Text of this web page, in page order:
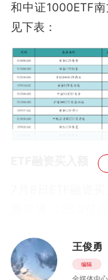
和中证1000ETF
见下表：
元），前10具体见
王俊勇
编辑